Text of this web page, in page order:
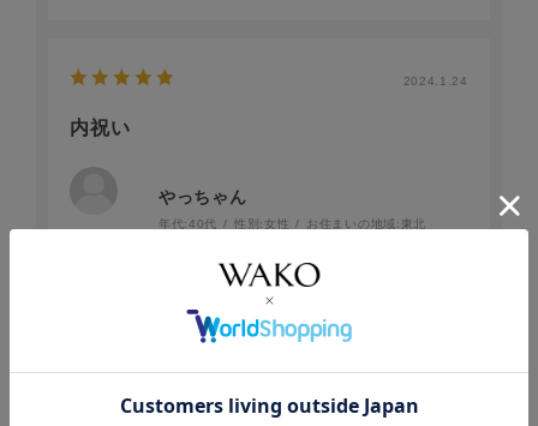
2024.1.24
内祝い
やっちゃん
年代:40代 性別:女性 お住まいの地域: 東北
食通の方に、内祝いのお返しで使わせて頂きました。美味
しい事はご存知だったようで、大変喜んで下さいました。
ないようでした。
参考になった Like!